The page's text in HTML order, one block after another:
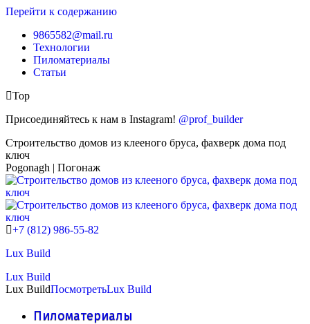
Перейти к содержанию
9865582@mail.ru
Технологии
Пиломатериалы
Статьи
Top
Присоединяйтесь к нам в Instagram! @prof_builder
Строительство домов из клееного бруса, фахверк дома под
ключ
Pogonagh | Погонаж
+7 (812) 986-55-82
Lux Build
Lux Build
Lux BuildПосмотретьLux Build
Пиломатериалы